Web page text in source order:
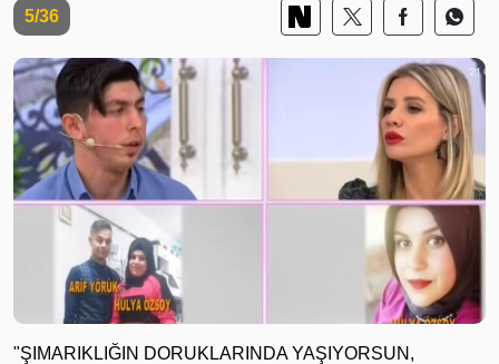
5/36
"ŞIMARIKLIĞIN DORUKLARINDA YAŞIYORSUN,